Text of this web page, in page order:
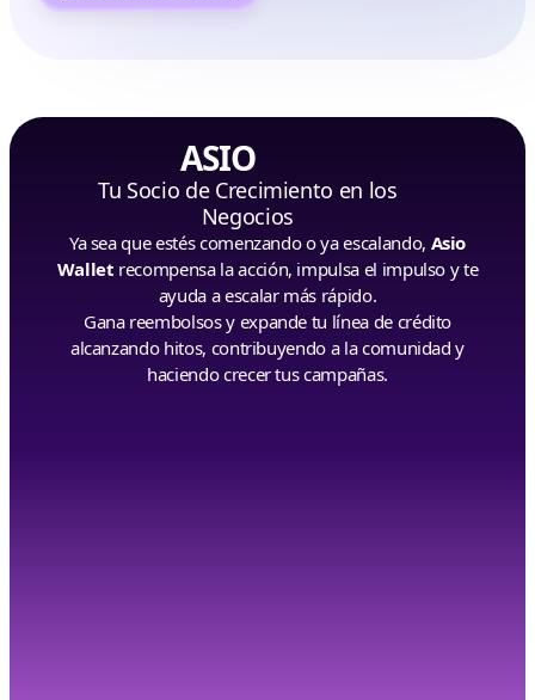
ASIO
Tu Socio de Crecimiento en los
Negocios
Ya sea que estés comenzando o ya escalando, Asio
Wallet recompensa la acción, impulsa el impulso y te
ayuda a escalar más rápido.
Gana reembolsos y expande tu línea de crédito
alcanzando hitos, contribuyendo a la comunidad y
haciendo crecer tus campañas.